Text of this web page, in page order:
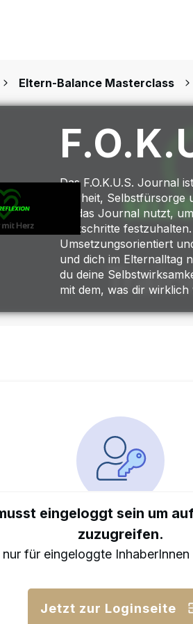
Eltern-Balance Masterclass
Das F.O.K.U.S. Journal
Klarheit,
du das Journal nutzt,
Fortschritte
Umsetzungsorientiert
und dich im Elternalltag
du deine
mit dem, was dir wirklich
eingeloggt sein um
zuzugreifen.
für eingeloggte
Jetzt zur Loginseite